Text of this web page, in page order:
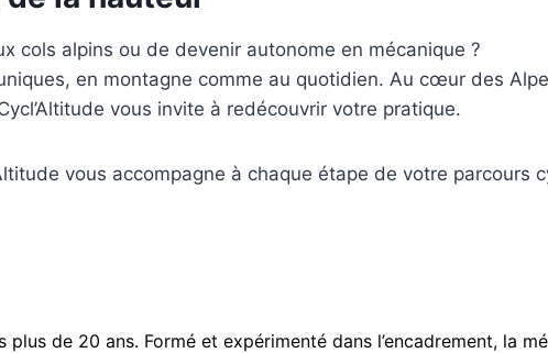
cols alpins ou de devenir autonome en mécanique ?
en montagne comme au quotidien. Au cœur des
vous invite à redécouvrir votre pratique.
vous accompagne à chaque étape de votre parcours
de 20 ans. Formé et expérimenté dans l’encadrement, la